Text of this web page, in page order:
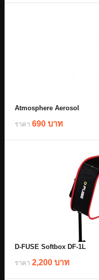
Atmosphere Aerosol
ราคา 690 บาท
D-FUSE Softbox DF-1L
ราคา 2,200 บาท